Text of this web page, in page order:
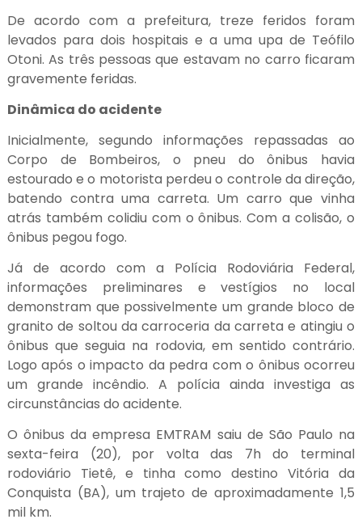
De acordo com a prefeitura, treze feridos foram
levados para dois hospitais e a uma upa de Teófilo
Otoni. As três pessoas que estavam no carro ficaram
gravemente feridas.
Dinâmica do acidente
Inicialmente, segundo informações repassadas ao
Corpo de Bombeiros, o pneu do ônibus havia
estourado e o motorista perdeu o controle da direção,
batendo contra uma carreta. Um carro que vinha
atrás também colidiu com o ônibus. Com a colisão, o
ônibus pegou fogo.
Já de acordo com a Polícia Rodoviária Federal,
informações preliminares e vestígios no local
demonstram que possivelmente um grande bloco de
granito de soltou da carroceria da carreta e atingiu o
ônibus que seguia na rodovia, em sentido contrário.
Logo após o impacto da pedra com o ônibus ocorreu
um grande incêndio. A polícia ainda investiga as
circunstâncias do acidente.
O ônibus da empresa EMTRAM saiu de São Paulo na
sexta-feira (20), por volta das 7h do terminal
rodoviário Tietê, e tinha como destino Vitória da
Conquista (BA), um trajeto de aproximadamente 1,5
mil km.